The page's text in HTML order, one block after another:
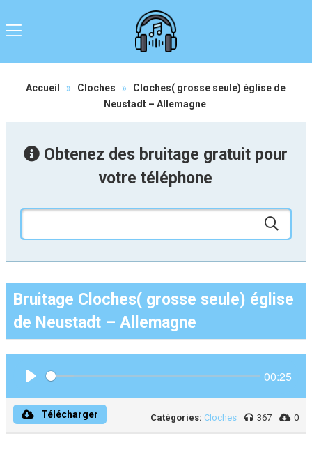
Accueil » Cloches »
Cloches( grosse seule) église de
Neustadt – Allemagne
Obtenez des bruitage gratuit pour
votre téléphone
Bruitage Cloches( grosse seule) église
de Neustadt – Allemagne
00:25
Télécharger Catégories: Cloches 367 0